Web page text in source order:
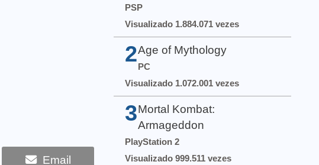
Email
PSP
Visualizado 1.884.071 vezes
2Age of Mythology
PC
Visualizado 1.072.001 vezes
3 Mortal Kombat:
Armageddon
PlayStation 2
Visualizado 999.511 vezes